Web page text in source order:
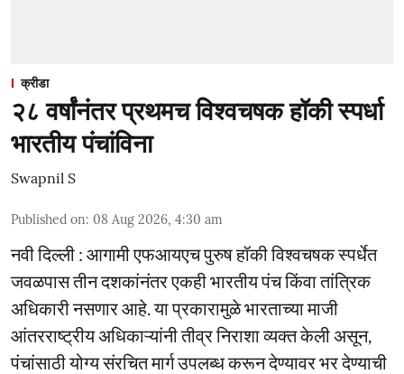
क्रीडा
२८ वर्षांनंतर प्रथमच विश्वचषक हॉकी स्पर्धा
भारतीय पंचांविना
Swapnil S
Published on: 08 Aug 2026, 4:30 am
नवी दिल्ली : आगामी एफआयएच पुरुष हॉकी विश्वचषक स्पर्धेत
जवळपास तीन दशकांनंतर एकही भारतीय पंच किंवा तांत्रिक
अधिकारी नसणार आहे. या प्रकारामुळे भारताच्या माजी
आंतरराष्ट्रीय अधिकाऱ्यांनी तीव्र निराशा व्यक्त केली असून,
पंचांसाठी योग्य संरचित मार्ग उपलब्ध करून देण्यावर भर देण्याची